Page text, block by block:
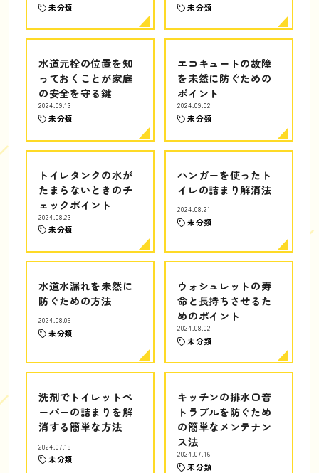
未分類 未分類
水道元栓の位置を知
っておくことが家庭
の安全を守る鍵
2024.09.13
未分類
エコキュートの故障
を未然に防ぐための
ポイント
2024.09.02
未分類
トイレタンクの水が
たまらないときのチ
ェックポイント
2024.08.23
未分類
ハンガーを使ったト
イレの詰まり解消法
2024.08.21
未分類
水道水漏れを未然に
防ぐための方法
2024.08.06
未分類
ウォシュレットの寿
命と長持ちさせるた
めのポイント
2024.08.02
未分類
洗剤でトイレットペ
ーパーの詰まりを解
消する簡単な方法
2024.07.18
未分類
キッチンの排水口音
トラブルを防ぐため
の簡単なメンテナン
ス法
2024.07.16
未分類